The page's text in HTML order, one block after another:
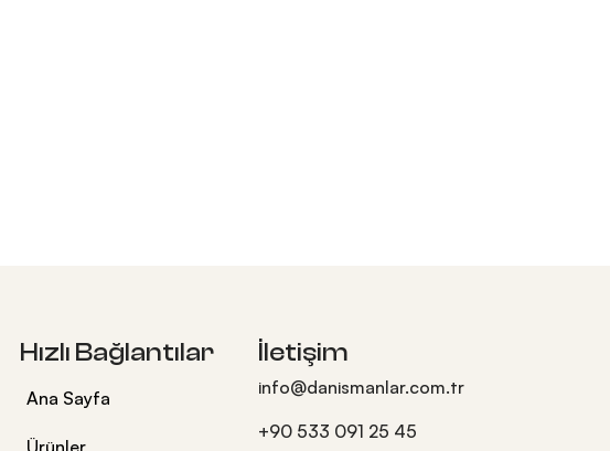
Hızlı Bağlantılar
Ana Sayfa
Ürünler
İletişim
info@danismanlar.com.tr
+90 533 091 25 45